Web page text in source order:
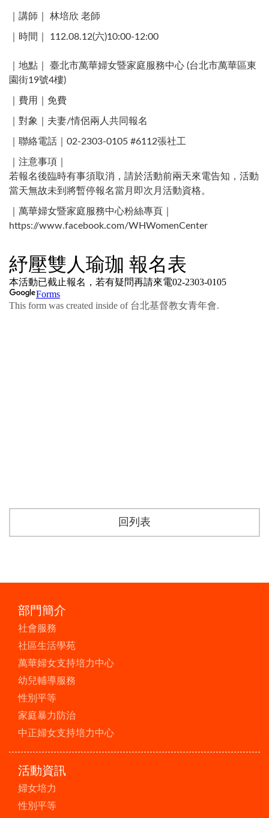
｜講師｜ 林培欣 老師
｜時間｜ 112.08.12(六)10:00-12:00​
｜地點｜ 臺北市萬華婦女暨家庭服務中心 (台北市萬華區東
園街19號4樓)​
｜費用｜免費
｜對象｜夫妻/情侶兩人共同報名
｜聯絡電話｜02-2303-0105 #6112張社工 ​
｜注意事項｜
若報名後臨時有事須取消，請於活動前兩天來電告知，活動
當天無故未到將暫停報名當月即次月活動資格。
｜萬華婦女暨家庭服務中心粉絲專頁｜
https://www.facebook.com/WHWomenCenter
回列表
部門簡介
社會服務
社區生活學苑
萬華婦女支持培力中心
幼兒輔導服務
性別平等
家庭暴力防治
中正婦女支持培力中心
活動資訊
婦女培力
性別平等